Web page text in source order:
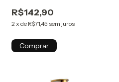
R$142,90
2 x de R$71,45 sem juros
Comprar